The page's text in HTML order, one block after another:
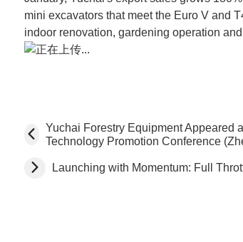
mini excavators that meet the Euro V and
indoor renovation, gardening operation
Yuchai Forestry Equipment Appeared
Technology Promotion Conference
Launching with Momentum: Full